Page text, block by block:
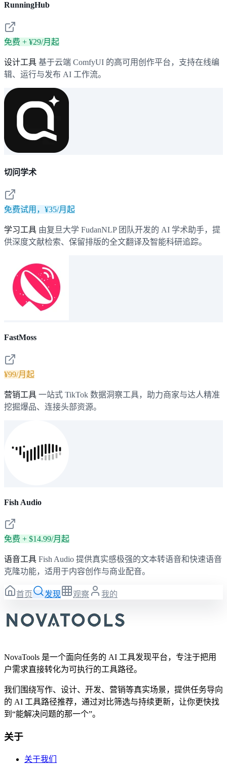
RunningHub
免费 + ¥29/月起
设计工具 基于云端 ComfyUI 的高可用创作平台，支持在线编
辑、运行与发布 AI 工作流。
切问学术
免费试用，¥35/月起
学习工具 由复旦大学 FudanNLP 团队开发的 AI 学术助手，提
供深度文献检索、保留排版的全文翻译及智能科研追踪。
FastMoss
¥99/月起
营销工具 一站式 TikTok 数据洞察工具，助力商家与达人精准
挖掘爆品、连接头部资源。
Fish Audio
免费 + $14.99/月起
语音工具 Fish Audio 提供真实感极强的文本转语音和快速语音
克隆功能，适用于内容创作与商业配音。
首页 发现 观察 我的
NovaTools 是一个面向任务的 AI 工具发现平台，专注于把用
户需求直接转化为可执行的工具路径。
我们围绕写作、设计、开发、营销等真实场景，提供任务导向
的 AI 工具路径推荐，通过对比筛选与持续更新，让你更快找
到“能解决问题的那一个”。
关于
关于我们